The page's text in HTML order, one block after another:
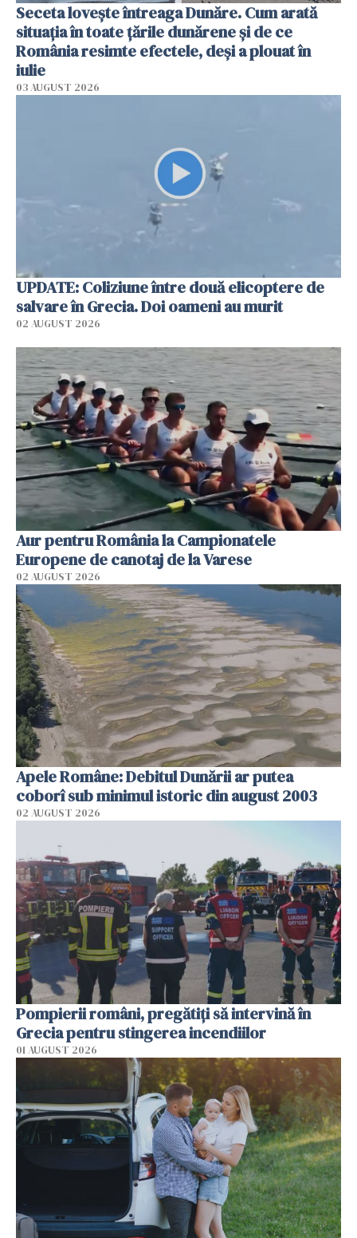
Seceta lovește întreaga Dunăre. Cum arată
situația în toate țările dunărene și de ce
România resimte efectele, deși a plouat în
iulie
03 AUGUST 2026
UPDATE: Coliziune între două elicoptere de
salvare în Grecia. Doi oameni au murit
02 AUGUST 2026
Aur pentru România la Campionatele
Europene de canotaj de la Varese
02 AUGUST 2026
Apele Române: Debitul Dunării ar putea
coborî sub minimul istoric din august 2003
02 AUGUST 2026
Pompierii români, pregătiţi să intervină în
Grecia pentru stingerea incendiilor
01 AUGUST 2026